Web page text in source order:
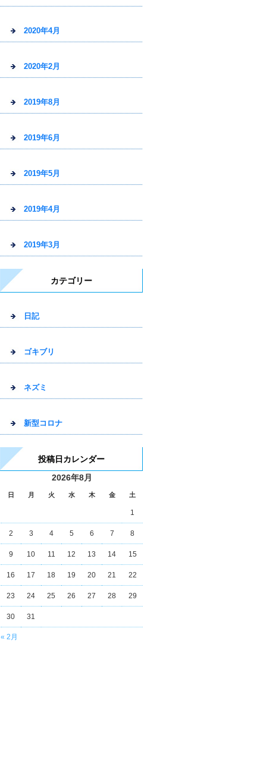
2020年4月
2020年2月
2019年8月
2019年6月
2019年5月
2019年4月
2019年3月
カテゴリー
日記
ゴキブリ
ネズミ
新型コロナ
投稿日カレンダー
2026年8月
日 月 火 水 木 金 土
« 2月
1
2 3 4 5 6 7 8
9 10 11 12 13 14 15
16 17 18 19 20 21 22
23 24 25 26 27 28 29
30 31